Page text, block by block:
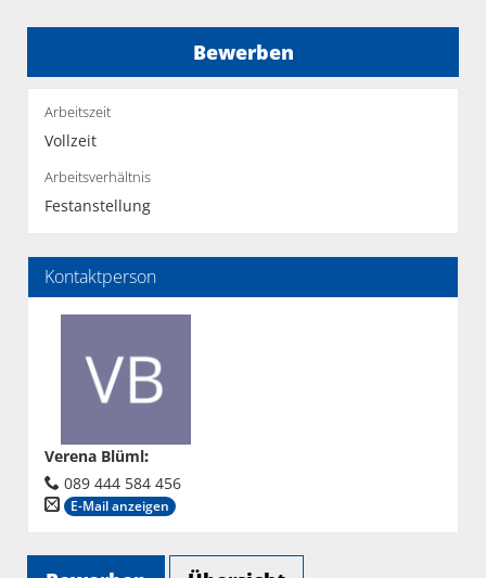
Bewerben
Arbeitszeit
Vollzeit
Arbeitsverhältnis
Festanstellung
Kontaktperson
Verena Blüml:
089 444 584 456
E-Mail anzeigen